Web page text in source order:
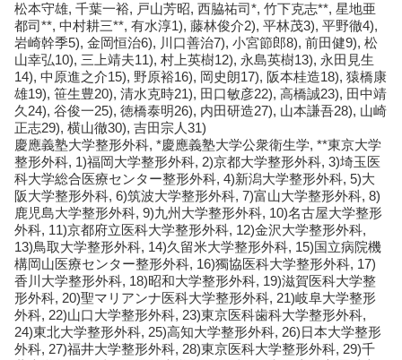
松本守雄, 千葉一裕, 戸山芳昭, 西脇祐司*, 竹下克志**, 星地亜
都司**, 中村耕三**, 有水淳1), 藤林俊介2), 平林茂3), 平野徹4),
岩崎幹季5), 金岡恒治6), 川口善治7), 小宮節郎8), 前田健9), 松
山幸弘10), 三上靖夫11), 村上英樹12), 永島英樹13), 永田見生
14), 中原進之介15), 野原裕16), 岡史朗17), 阪本桂造18), 猿橋康
雄19), 笹生豊20), 清水克時21), 田口敏彦22), 高橋誠23), 田中靖
久24), 谷俊一25), 徳橋泰明26), 内田研造27), 山本謙吾28), 山崎
正志29), 横山徹30), 吉田宗人31)
慶應義塾大学整形外科, *慶應義塾大学公衆衛生学, **東京大学
整形外科, 1)福岡大学整形外科, 2)京都大学整形外科, 3)埼玉医
科大学総合医療センター整形外科, 4)新潟大学整形外科, 5)大
阪大学整形外科, 6)筑波大学整形外科, 7)富山大学整形外科, 8)
鹿児島大学整形外科, 9)九州大学整形外科, 10)名古屋大学整形
外科, 11)京都府立医科大学整形外科, 12)金沢大学整形外科,
13)鳥取大学整形外科, 14)久留米大学整形外科, 15)国立病院機
構岡山医療センター整形外科, 16)獨協医科大学整形外科, 17)
香川大学整形外科, 18)昭和大学整形外科, 19)滋賀医科大学整
形外科, 20)聖マリアンナ医科大学整形外科, 21)岐阜大学整形
外科, 22)山口大学整形外科, 23)東京医科歯科大学整形外科,
24)東北大学整形外科, 25)高知大学整形外科, 26)日本大学整形
外科, 27)福井大学整形外科, 28)東京医科大学整形外科, 29)千